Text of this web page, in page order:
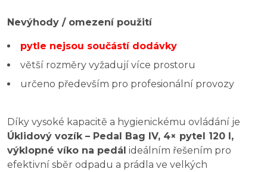
Nevýhody / omezení použití
pytle nejsou součástí dodávky
větší rozměry vyžadují více prostoru
určeno především pro profesionální provozy
Díky vysoké kapacitě a hygienickému ovládání je
Úklidový vozík – Pedal Bag IV, 4× pytel 120 l,
výklopné víko na pedál ideálním řešením pro
efektivní sběr odpadu a prádla ve velkých